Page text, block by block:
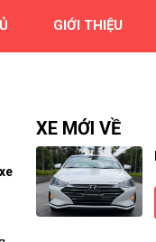
GIỚI THIỆU
XE MỚI VỀ